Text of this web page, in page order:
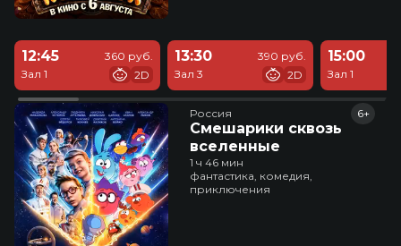
12:45
Зал 1
360 руб.
2D
13:30
Зал 3
390 руб.
2D
15:00
Зал 1
Россия
Смешарики сквозь
вселенные
6+
1 ч 46 мин
фантастика, комедия,
приключения